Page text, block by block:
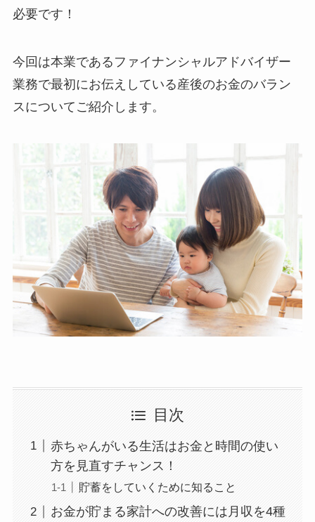
必要です！
今回は本業であるファイナンシャルアドバイザー
業務で最初にお伝えしている産後のお金のバラン
スについてご紹介します。
目次
赤ちゃんがいる生活はお金と時間の使い
方を見直すチャンス！
貯蓄をしていくために知ること
お金が貯まる家計への改善には月収を4種